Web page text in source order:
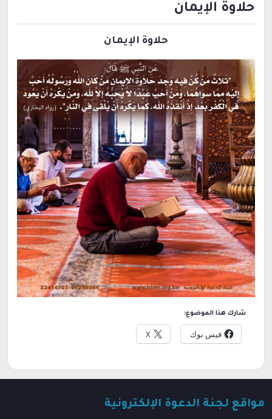
حلاوة الإيمان
حلاوة الإيمان
شارك هذا الموضوع:
فيس بوك X
مواقع لجنة الدعوة الإلكترونية